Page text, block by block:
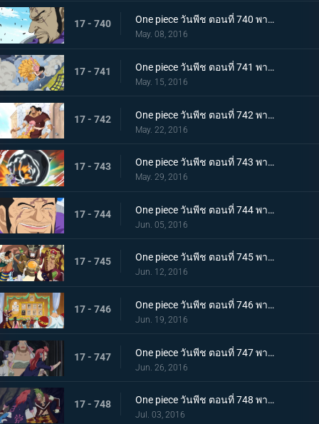
17 - 740 One piece วันพีช ตอนที่ 740 พากย์ไทย ฟูจิโทระขยับ! พันธมิตรหมวกฟางถูกปิดล้อมอย่างสมบูรณ์!
May. 08, 2016
17 - 741 One piece วันพีช ตอนที่ 741 พากย์ไทย สถานการณ์ฉุกเฉิน! รีเบคก้าถูกลักพาตัว!!
May. 15, 2016
17 - 742 One piece วันพีช ตอนที่ 742 พากย์ไทย สายสัมพันธ์พ่อลูก! เคียรอสและรีเบคก้า!
May. 22, 2016
17 - 743 One piece วันพีช ตอนที่ 743 พากย์ไทย สปิริตลูกผู้ชาย! ลูฟี่ vs ฟูจิโทระ ปะทะกันซึ่งหน้า!
May. 29, 2016
17 - 744 One piece วันพีช ตอนที่ 744 พากย์ไทย ไร้ทางหลบหนี การไล่ล่าที่ไร้ปรานีของพลเรือเอกฟูจิโทระ!
Jun. 05, 2016
17 - 745 One piece วันพีช ตอนที่ 745 พากย์ไทย จอกของลูกน้อง! ก่อตั้งกองเรือโจรสลัดหมวกฟาง!
Jun. 12, 2016
17 - 746 One piece วันพีช ตอนที่ 746 พากย์ไทย สงครามชิงอำนาจ! เหล่าสัตว์ประหลาดแห่งนิวเวิลด์ที่บ้าคลั่ง!
Jun. 19, 2016
17 - 747 One piece วันพีช ตอนที่ 747 พากย์ไทย ปราการสีเงิน! การผจญภัยครั้งใหญ่ของลูฟี่และบาร์ตโท!
Jun. 26, 2016
17 - 748 One piece วันพีช ตอนที่ 748 พากย์ไทย เขาวงกตใต้ดิน! ลูฟี่ปะทะมนุษย์รถราง!
Jul. 03, 2016